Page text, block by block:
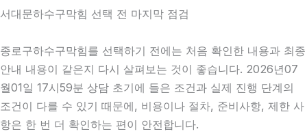
서대문하수구막힘 선택 전 마지막 점검
종로구하수구막힘를 선택하기 전에는 처음 확인한 내용과 최종
안내 내용이 같은지 다시 살펴보는 것이 좋습니다. 2026년07
월01일 17시59분 상담 초기에 들은 조건과 실제 진행 단계의
조건이 다를 수 있기 때문에, 비용이나 절차, 준비사항, 제한 사
항은 한 번 더 확인하는 편이 안전합니다.